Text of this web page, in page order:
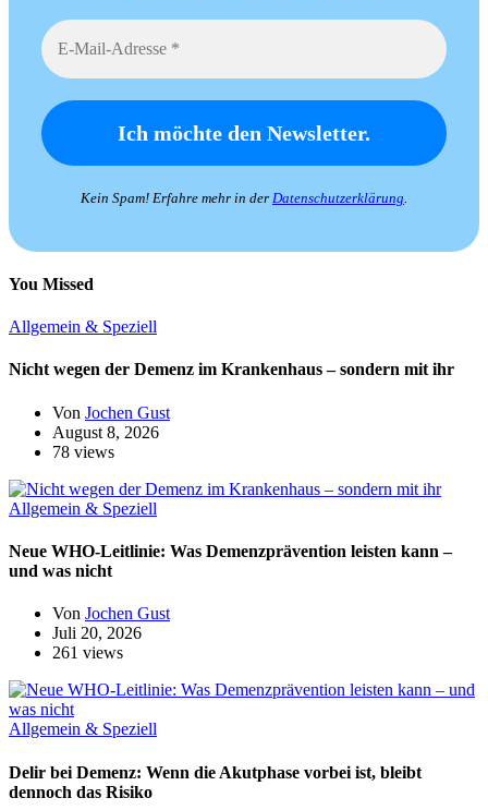
Kein Spam! Erfahre mehr in der Datenschutzerklärung
You Missed
Allgemein & Speziell
Nicht wegen der Demenz im Krankenhaus – sondern mit ihr
Von Jochen Gust
August 8, 2026
78 views
Allgemein & Speziell
Neue WHO-Leitlinie: Was Demenzprävention leisten kann –
und was nicht
Von Jochen Gust
Juli 20, 2026
261 views
Allgemein & Speziell
Delir bei Demenz: Wenn die Akutphase vorbei ist, bleibt
dennoch das Risiko